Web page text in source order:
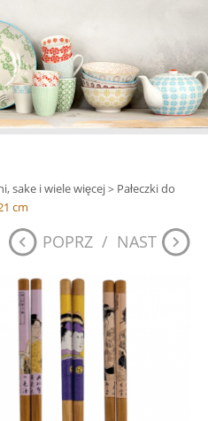
sake i wiele więcej> Pałeczki do
cm
POPRZ / NAST